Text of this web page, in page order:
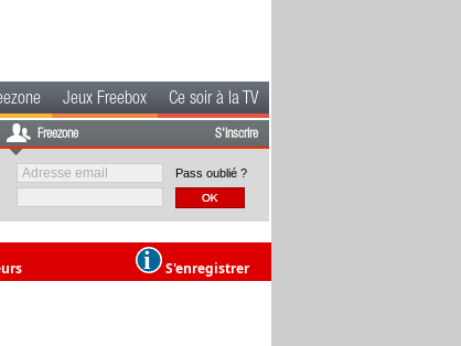
Jeux Freebox Ce soir à la TV
Freezone S'inscrire
Pass oublié ?
S'enregistrer